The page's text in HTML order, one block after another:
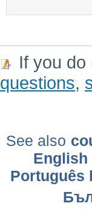
If you
questions,
See also
English
Português